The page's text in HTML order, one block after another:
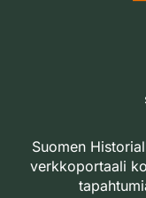
Suomen
verkkoportaali